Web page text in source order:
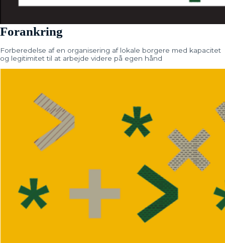
Forankring
Forberedelse af en organisering af lokale borgere med kapacitet
og legitimitet til at arbejde videre på egen hånd